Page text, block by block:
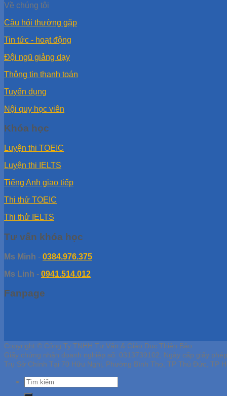
Về chúng tôi
Câu hỏi thường gặp
Tin tức - hoạt động
Đội ngũ giảng dạy
Thông tin thanh toán
Tuyển dụng
Nội quy học viên
Khóa học
Luyện thi TOEIC
Luyện thi IELTS
Tiếng Anh giao tiếp
Thi thử TOEIC
Thi thử IELTS
Tư vấn khóa học
Ms Minh - 0384.976.375
Ms Linh - 0941.514.012
Fanpage
Copyright © Công Ty TNHH Tư Vấn & Giáo Dục Thiên Bảo
Giấy chứng nhận doanh nghiệp số: 0313739102, Ngày cấp giấy
Trụ Sở Chính Tại 70 Hữu Nghị, Phường Bình Thọ, TP Thủ Đức, TP